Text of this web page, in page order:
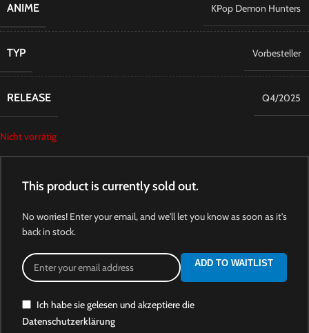
ANIME KPop Demon Hunters
TYP Vorbesteller
RELEASE Q4/2025
Nicht vorrätig
This product is currently sold out.
No worries! Enter your email, and we'll let you know as soon as it's
back in stock.
ADD TO WAITLIST
Ich habe sie gelesen und akzeptiere die
Datenschutzerklärung